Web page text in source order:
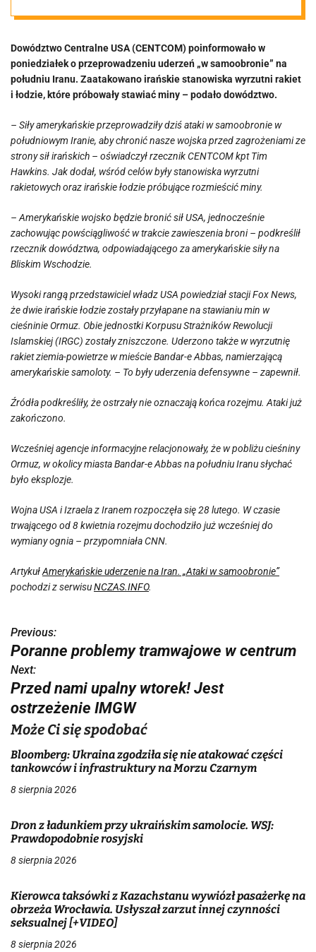
Dowództwo Centralne USA (CENTCOM) poinformowało w
poniedziałek o przeprowadzeniu uderzeń „w samoobronie” na
południu Iranu. Zaatakowano irańskie stanowiska wyrzutni rakiet
i łodzie, które próbowały stawiać miny – podało dowództwo.
– Siły amerykańskie przeprowadziły dziś ataki w samoobronie w
południowym Iranie, aby chronić nasze wojska przed zagrożeniami ze
strony sił irańskich – oświadczył rzecznik CENTCOM kpt Tim
Hawkins. Jak dodał, wśród celów były stanowiska wyrzutni
rakietowych oraz irańskie łodzie próbujące rozmieścić miny.
– Amerykańskie wojsko będzie bronić sił USA, jednocześnie
zachowując powściągliwość w trakcie zawieszenia broni – podkreślił
rzecznik dowództwa, odpowiadającego za amerykańskie siły na
Bliskim Wschodzie.
Wysoki rangą przedstawiciel władz USA powiedział stacji Fox News,
że dwie irańskie łodzie zostały przyłapane na stawianiu min w
cieśninie Ormuz. Obie jednostki Korpusu Strażników Rewolucji
Islamskiej (IRGC) zostały zniszczone. Uderzono także w wyrzutnię
rakiet ziemia-powietrze w mieście Bandar-e Abbas, namierzającą
amerykańskie samoloty. – To były uderzenia defensywne – zapewnił.
Źródła podkreśliły, że ostrzały nie oznaczają końca rozejmu. Ataki już
zakończono.
Wcześniej agencje informacyjne relacjonowały, że w pobliżu cieśniny
Ormuz, w okolicy miasta Bandar-e Abbas na południu Iranu słychać
było eksplozje.
Wojna USA i Izraela z Iranem rozpoczęła się 28 lutego. W czasie
trwającego od 8 kwietnia rozejmu dochodziło już wcześniej do
wymiany ognia – przypomniała CNN.
ArtykułAmerykańskie uderzenie na Iran. „Ataki w samoobronie”
pochodzi z serwisuNCZAS.INFO.
N
a
w
i
a
c
j
p
i
Previous:
Poranne problemy tramwajowe w centrum
Next:
Przed nami upalny wtorek! Jest
ostrzeżenie IMGW
Może Ci się spodobać
Bloomberg: Ukraina zgodziła się nie atakować części
tankowców i infrastruktury na Morzu Czarnym
8 sierpnia 2026
Dron z ładunkiem przy ukraińskim samolocie. WSJ:
Prawdopodobnie rosyjski
8 sierpnia 2026
Kierowca taksówki z Kazachstanu wywiózł pasażerkę na
obrzeża Wrocławia. Usłyszał zarzut innej czynności
seksualnej [+VIDEO]
8 sierpnia 2026